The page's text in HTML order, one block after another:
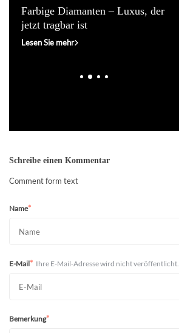
Farbige Diamanten – Luxus, der
jetzt tragbar ist
Lesen Sie mehr
Schreibe einen Kommentar
Comment form text
Name*
E-Mail* Ihre E-Mail-Adresse wird nicht veröffentlicht.
Bemerkung*